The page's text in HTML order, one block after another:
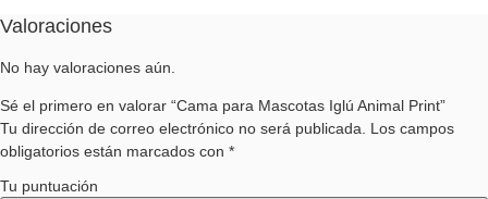
Valoraciones
No hay valoraciones aún.
Sé el primero en valorar “Cama para Mascotas Iglú Animal Print”
Tu dirección de correo electrónico no será publicada.
Los campos
obligatorios están marcados con *
Tu puntuación